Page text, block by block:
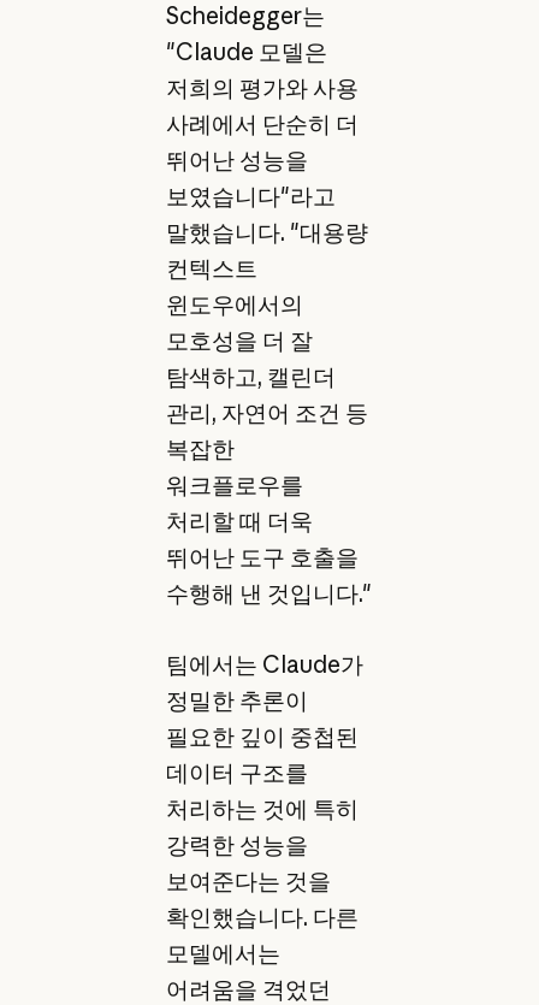
Scheidegger는
"Claude 모델은
저희의 평가와 사용
사례에서 단순히 더
뛰어난 성능을
보였습니다"라고
말했습니다. "대용량
컨텍스트
윈도우에서의
모호성을 더 잘
탐색하고, 캘린더
관리, 자연어 조건 등
복잡한
워크플로우를
처리할 때 더욱
뛰어난 도구 호출을
수행해 낸 것입니다."
팀에서는 Claude가
정밀한 추론이
필요한 깊이 중첩된
데이터 구조를
처리하는 것에 특히
강력한 성능을
보여준다는 것을
확인했습니다. 다른
모델에서는
어려움을 격었던